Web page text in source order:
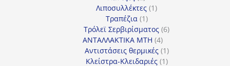
προϊόντα
Λιποσυλλέκτες 11
Τραπέζια 11
προϊόν
Τρόλεϊ Σερβιρίσματος 66
ΑΝΤΑΛΛΑΚΤΙΚΑ MTH 44
προϊόντα
Αντιστάσεις θερμικές 11
προϊόν
Κλείστρα-Κλειδαριές 11